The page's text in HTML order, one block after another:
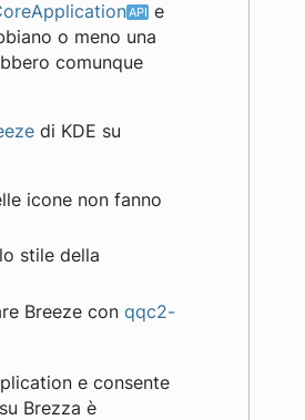
e
o meno una
comunque
di KDE su
icone non fanno
stile della
Breeze con qqc2-
e consente
Brezza è